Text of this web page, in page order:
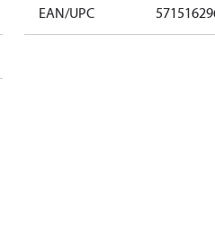
EAN/UPC